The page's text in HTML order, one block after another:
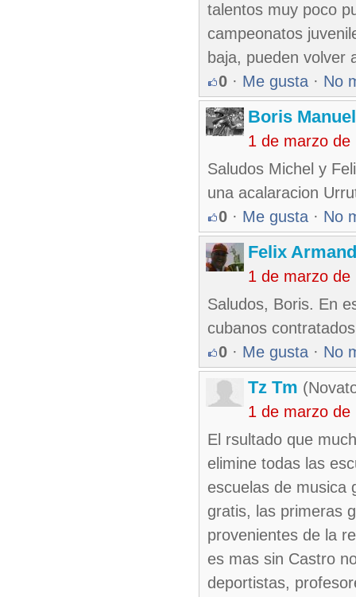
talentos muy poco
campeonatos
baja, pueden volver
0 · Me gusta · No
Boris
1 de marzo de
Saludos Michel y
una acalaracion
0 · Me gusta · No
Felix
1 de marzo de
Saludos, Boris. En
cubanos
0 · Me gusta · No
Tz Tm
1 de marzo de
El rsultado que
elimine todas las
escuelas de musica
gratis, las primeras
provenientes de la
es mas sin Castro
deportistas,